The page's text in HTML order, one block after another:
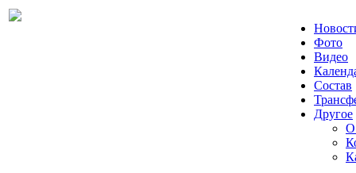
Фото
Видео
Состав
Другое
О